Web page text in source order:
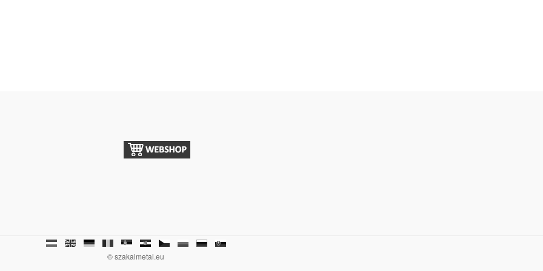
© szakalmetal.eu